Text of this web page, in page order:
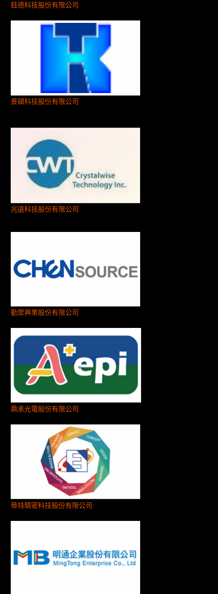
鈺德科技股份有限公司
景碩科技股份有限公司
兆遠科技股份有限公司
勤眾興業股份有限公司
鼎承光電股份有限公司
蒂特精密科技股份有限公司